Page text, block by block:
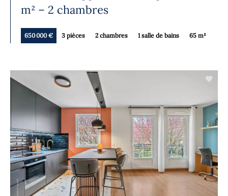
m² – 2 chambres
650 000 € 3 pièces 2 chambres 1 salle de bains 65 m²